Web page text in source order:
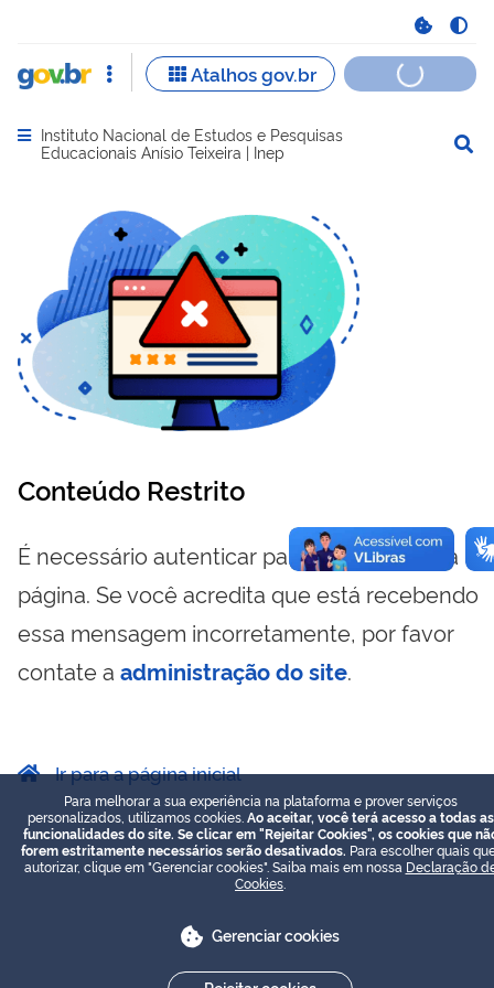
Abrir menu principal de navegação
Instituto Nacional de Estudos e Pesquisas
Educacionais Anísio Teixeira | Inep
Conteúdo Restrito
É necessário autenticar para visualizar essa
página. Se você acredita que está recebendo
essa mensagem incorretamente, por favor
contate a administração do site.
Ir para a página inicial
Para melhorar a sua experiência na plataforma e prover serviços
personalizados, utilizamos cookies. Ao aceitar, você terá acesso a todas as
funcionalidades do site. Se clicar em "Rejeitar Cookies", os cookies que
forem estritamente necessários serão desativados. Para escolher quais
autorizar, clique em "Gerenciar cookies". Saiba mais em nossa Declaração
Cookies
Gerenciar cookies